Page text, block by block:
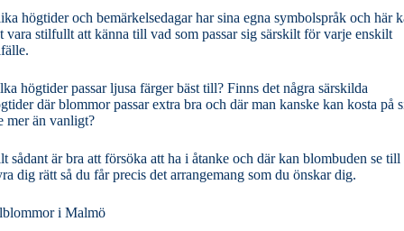
högtider och bemärkelsedagar har sina egna symbolspråk och här
vara stilfullt att känna till vad som passar sig särskilt för varje enskilt
högtider passar ljusa färger bäst till? Finns det några särskilda
där blommor passar extra bra och där man kanske kan kosta på
mer än vanligt?
sådant är bra att försöka att ha i åtanke och där kan blombuden se till
dig rätt så du får precis det arrangemang som du önskar dig.
i Malmö